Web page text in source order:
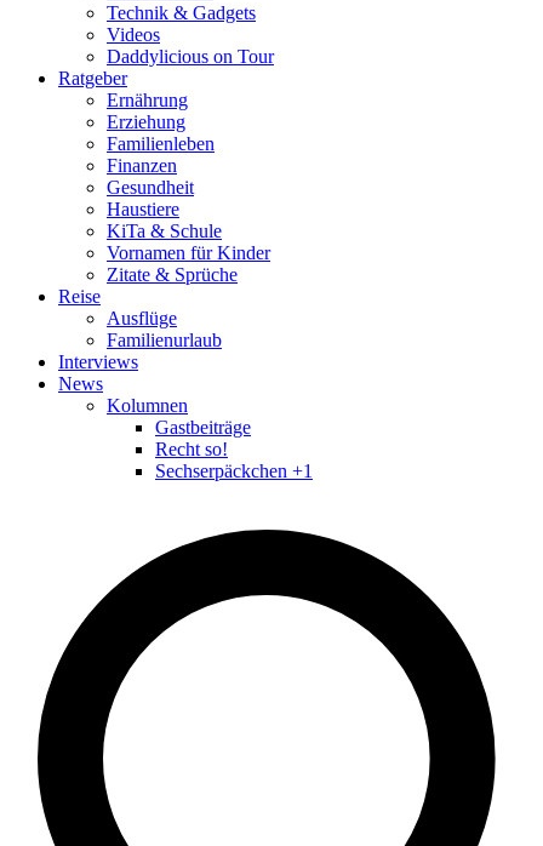
Technik & Gadgets
Videos
Daddylicious on Tour
Ratgeber
Ernährung
Erziehung
Familienleben
Finanzen
Gesundheit
Haustiere
KiTa & Schule
Vornamen für Kinder
Zitate & Sprüche
Reise
Ausflüge
Familienurlaub
Interviews
News
Kolumnen
Gastbeiträge
Recht so!
Sechserpäckchen +1